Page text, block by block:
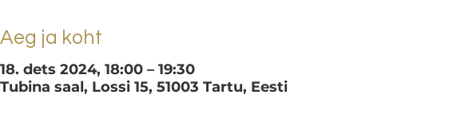
Aeg ja koht
18. dets 2024, 18:00 – 19:30
Tubina saal, Lossi 15, 51003 Tartu, Eesti